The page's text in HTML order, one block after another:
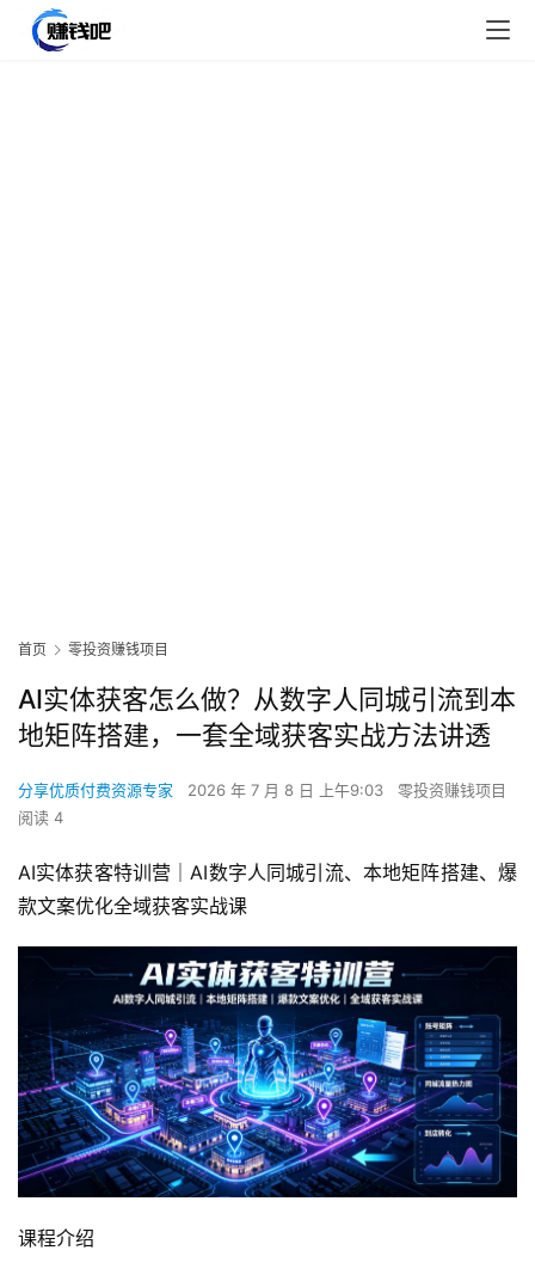
首页 零投资赚钱项目
AI实体获客怎么做？从数字人同城引流到本
地矩阵搭建，一套全域获客实战方法讲透
分享优质付费资源专家 2026 年 7 月 8 日 上午9:03
零投资赚钱项目
阅读 4
AI实体获客特训营｜AI数字人同城引流、本地矩阵搭建、爆
款文案优化全域获客实战课
课程介绍